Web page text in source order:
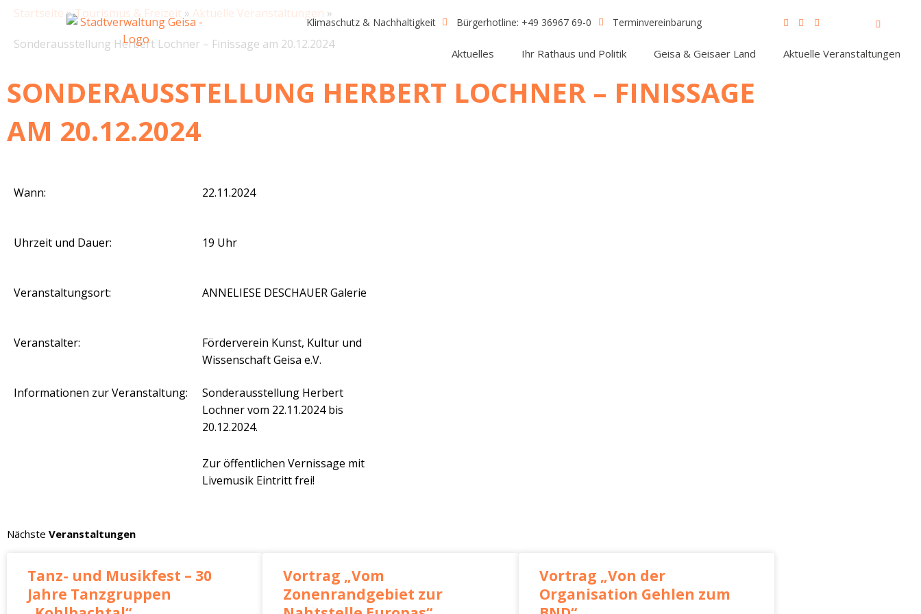
Zum
springen
Klimaschutz & Nachhaltigkeit Bürgerhotline: +49 36967 69-0 Terminvereinbarung
Aktuelles Ihr Rathaus und Politik Geisa & Geisaer Land Aktuelle Veranstaltungen
Startseite »Tourismus & Freizeit » Aktuelle Veranstaltungen »
Sonderausstellung Herbert Lochner – Finissage am 20.12.2024
SONDERAUSSTELLUNG HERBERT LOCHNER – FINISSAGE
AM 20.12.2024
Wann: 22.11.2024
Uhrzeit und Dauer: 19 Uhr
Veranstaltungsort: ANNELIESE DESCHAUER Galerie
Veranstalter:
Förderverein Kunst, Kultur und
Wissenschaft Geisa e.V.
Informationen zur Veranstaltung:
Sonderausstellung Herbert
Lochner vom 22.11.2024 bis
20.12.2024.
Zur öffentlichen Vernissage mit
Livemusik Eintritt frei!
Nächste Veranstaltungen
Tanz- und Musikfest – 30
Jahre Tanzgruppen
Vortrag „Vom
Zonenrandgebiet zur
Vortrag „Von der
Organisation Gehlen zum